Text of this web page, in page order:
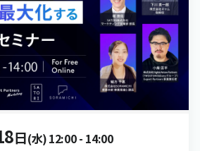
日(水)12:00- 14:00